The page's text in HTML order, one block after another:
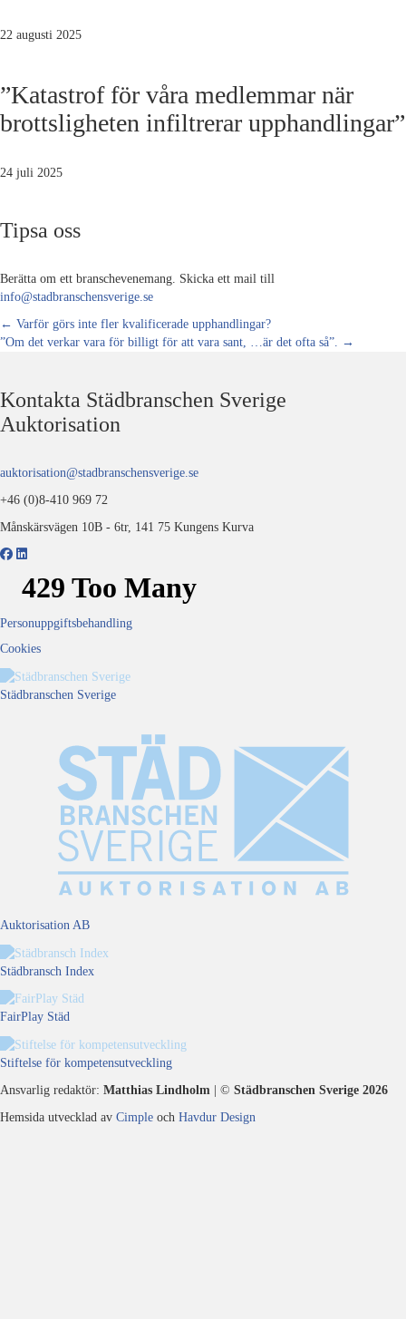
22 augusti 2025
”Katastrof för våra medlemmar när
brottsligheten infiltrerar upphandlingar”
24 juli 2025
Tipsa oss
Berätta om ett branschevenemang. Skicka ett mail till
info@stadbranschensverige.se
Posts
← Varför görs inte fler kvalificerade upphandlingar?
”Om det verkar vara för billigt för att vara sant, …är det ofta så”. →
Kontakta Städbranschen Sverige
Auktorisation
auktorisation@stadbranschensverige.se
+46 (0)8-410 969 72
Månskärsvägen 10B - 6tr, 141 75 Kungens Kurva
Personuppgiftsbehandling
Cookies
Städbranschen Sverige
Auktorisation AB
Städbransch Index
FairPlay Städ
Stiftelse för kompetensutveckling
Ansvarlig redaktör: Matthias Lindholm | © Städbranschen Sverige 2026
Hemsida utvecklad av Cimple och Havdur Design